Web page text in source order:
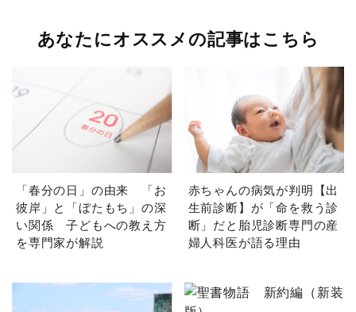
あなたにオススメの記事はこちら
「春分の日」の由来 「お
彼岸」と「ぼたもち」の深
い関係 子どもへの教え方
を専門家が解説
赤ちゃんの病気が判明【出
生前診断】が「命を救う診
断」だと胎児診断専門の産
婦人科医が語る理由